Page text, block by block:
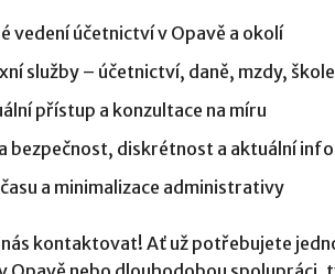
vedení účetnictví v Opavě a okolí
služby – účetnictví, daně, mzdy,
přístup a konzultace na míru
bezpečnost, diskrétnost a aktuální
a minimalizace administrativy
kontaktovat! Ať už potřebujete